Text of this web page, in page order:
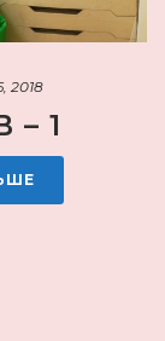
2018
– 1